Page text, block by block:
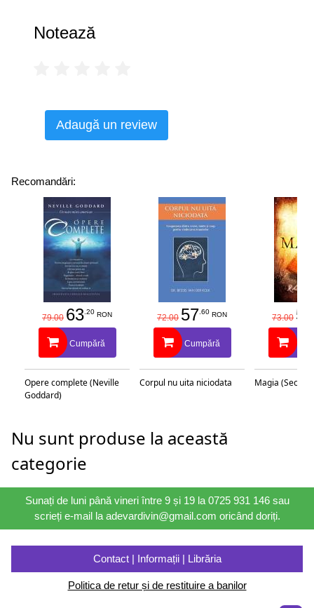
mulţi dintre noi un eveniment destabilizator.
Notează
Adaugă un review
Recomandări:
79.00 63.20 RON
Cumpără
Opere complete (Neville
Goddard)
72.00 57.60 RON
Cumpără
Corpul nu uita niciodata
73.00 58
Magia
Nu sunt produse la această
categorie
Sunați de luni până vineri între 9 și 19 la 0725 931 146 sau
scrieți e-mail la adevardivin@gmail.com oricând doriți.
Contact | Informații | Librăria
Politica de retur și de restituire a banilor